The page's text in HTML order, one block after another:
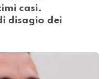
casi.
disagio dei